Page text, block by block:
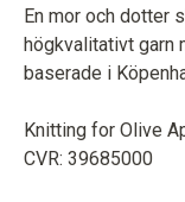
En mor och dotter
högkvalitativt garn
baserade i
Knitting for Olive
CVR: 39685000